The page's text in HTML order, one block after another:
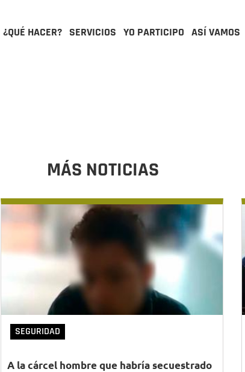
¿QUÉ HACER? SERVICIOS YO PARTICIPO ASÍ VAMOS
MÁS NOTICIAS
SEGURIDAD
A la cárcel hombre que habría secuestrado